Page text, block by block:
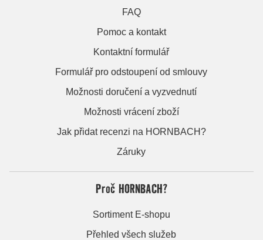
FAQ
Pomoc a kontakt
Kontaktní formulář
Formulář pro odstoupení od smlouvy
Možnosti doručení a vyzvednutí
Možnosti vrácení zboží
Jak přidat recenzi na HORNBACH?
Záruky
Proč HORNBACH?
Sortiment E-shopu
Přehled všech služeb